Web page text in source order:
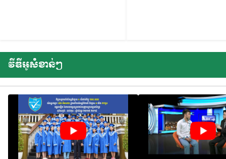
វីឌីអូសំខាន់ៗ